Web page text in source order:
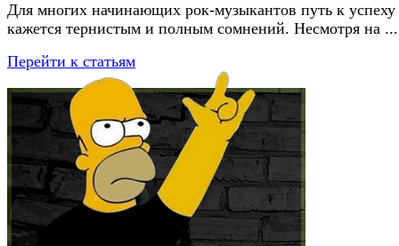
Для многих начинающих рок-музыкантов путь к успеху
кажется тернистым и полным сомнений. Несмотря на ...
Перейти к статьям